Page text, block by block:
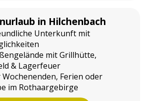
in Hilchenbach
Unterkunft mit
mit Grillhütte,
& Lagerfeuer
Ferien oder
im Rothaargebirge